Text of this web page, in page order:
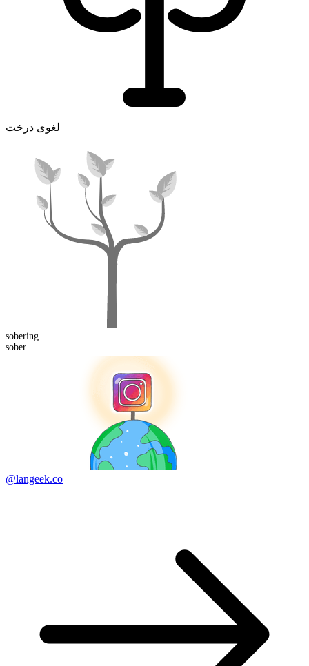
لغوی درخت
sobering
sober
@langeek.co